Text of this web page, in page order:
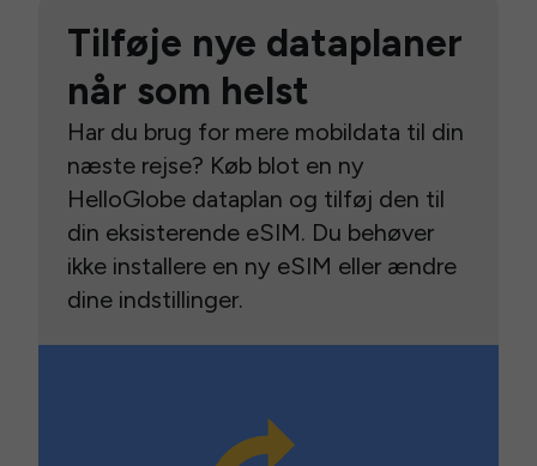
Tilføje nye dataplaner
når som helst
Har du brug for mere mobildata til din
næste rejse? Køb blot en ny
HelloGlobe dataplan og tilføj den til
din eksisterende eSIM. Du behøver
ikke installere en ny eSIM eller ændre
dine indstillinger.